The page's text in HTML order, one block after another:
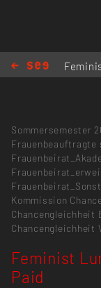
Sommersemester
Frauenbeauftragte
Kommission
Chancengleichheit
Chancengleichheit
Feminist
Paid